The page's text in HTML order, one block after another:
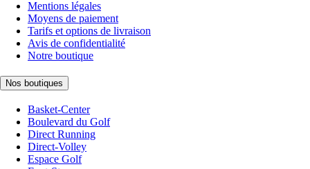
Mentions légales
Moyens de paiement
Tarifs et options de livraison
Avis de confidentialité
Notre boutique
Nos boutiques
Basket-Center
Boulevard du Golf
Direct Running
Direct-Volley
Espace Golf